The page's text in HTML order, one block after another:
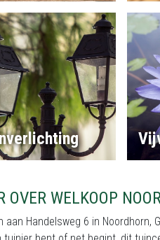
OVER WELKOOP
aan Handelsweg 6 in